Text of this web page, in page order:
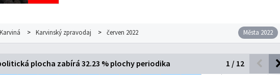
Karviná > Karvinský zpravodaj > červen 2022 Města 2022
plocha zabírá 32.23 % plochy periodika 1 / 12